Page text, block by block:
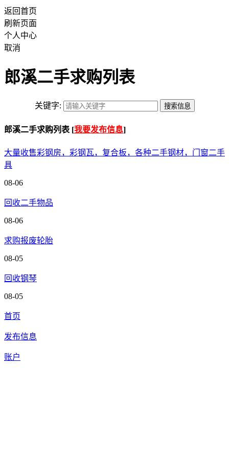
返回首页
刷新页面
个人中心
取消
郎溪二手求购列表
关键字:
郎溪二手求购列表 [我要发布信息]
大量收售彩钢房，彩钢瓦，复合板，各种二手钢材，门窗二手
具
08-06
回收二手物品
08-06
求购报废轮胎
08-05
回收钢琴
08-05
首页
发布信息
账户